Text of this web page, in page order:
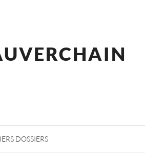
DOSSIERS